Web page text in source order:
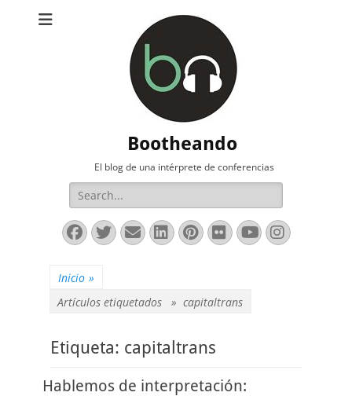
Bootheando
El blog de una intérprete de conferencias
Buscar:
Facebook
Twitter
Correo
electrónico
LinkedIn
Pinterest
FlickrYouTube
Inicio »
Artículos etiquetados » capitaltrans
Etiqueta: capitaltrans
Hablemos de interpretación: